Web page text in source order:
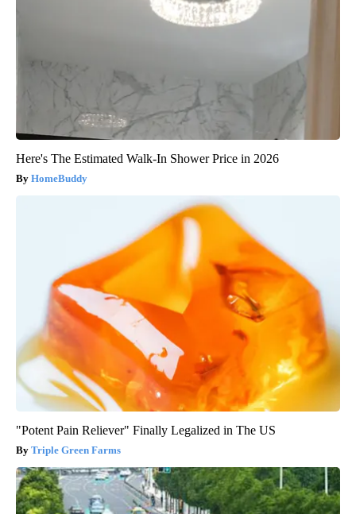
Here's The Estimated Walk-In Shower Price in 2026
HomeBuddy
"Potent Pain Reliever" Finally Legalized in The US
Triple Green Farms